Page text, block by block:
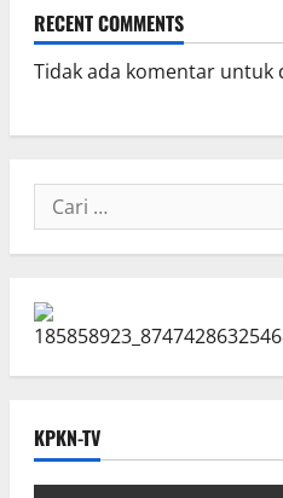
RECENT COMMENTS
Tidak ada komentar untuk
KPKN-TV